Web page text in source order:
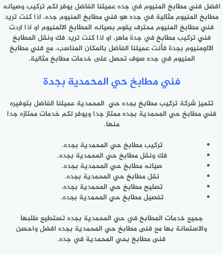
افضل فني مطابخ المنيوم في جده عميلنا الفاضل يوفر لكم تركيب وصيانه
مطابخ المنيوم مثالية في جده هو فني مطابخ المنيوم جده، اذا كنت تريد
فني مطابخ المنيوم محترف يقوم بصيانه المطابخ الالمنيوم او اذا اردت
فني تركيب مطابخ في جدة ماهر، او اذا كنت تريد فك ونقل المطابخ
الالومنيوم بجدة فأنت عميلنا الفاضل بالمكان المناسب، مع فني مطابخ
المنيوم في جده سوف تحصل على خدمات مطابخ مثالية.
فني مطابخ حي المحمدية بجدة
تتميز شركة تركيب مطابخ بجده حي المحمدية عميلنا الفاضل بتوفيره
فني مطابخ حي المحمدية بجده ممتاز جدا ويوفر لكم خدمات ممتازه جدا
منها.
تركيب مطابخ حي المحمدية بجده.
فك ونقل مطابخ حي المحمدية بجده.
صيانه مطابخ حي المحمدية بجده.
نقل مطابخ حي المحمدية بجده.
تصليح مطابخ حي المحمدية بجده.
تفصيل مطابخ حي المحمدية بجده.
جميع خدمات المطابخ في حي المحمدية بجده تستطيع طلبها
والاستعانة بها مع فنى مطابخ حي المحمدية بجده افضل واحسن
فنى مطابخ بحي المحمدية في جده.